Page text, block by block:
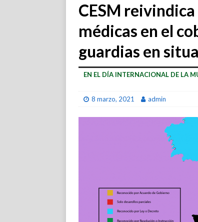
CESM
médicas en el
guardias en
EN EL DÍA INTERNACIONAL DE LA
8 marzo, 2021 admin